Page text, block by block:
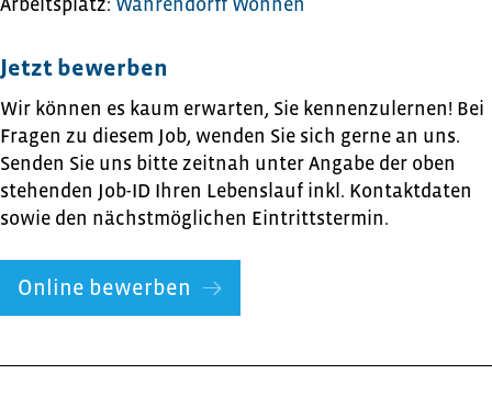
Arbeitsplatz: Wahrendorff Wohnen
Jetzt bewerben
Wir können es kaum erwarten, Sie kennenzulernen! Bei
Fragen zu diesem Job, wenden Sie sich gerne an uns.
Senden Sie uns bitte zeitnah unter Angabe der oben
stehenden Job-ID Ihren Lebenslauf inkl. Kontaktdaten
sowie den nächstmöglichen Eintrittstermin.
Online bewerben